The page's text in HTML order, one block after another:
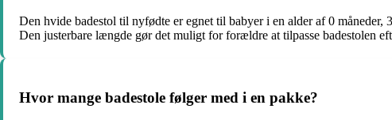
Den hvide badestol til nyfødte er egnet til babyer i en alder af 0 måneder,
Den justerbare længde gør det muligt for forældre at tilpasse badestolen
Hvor mange badestole følger med i en pakke?